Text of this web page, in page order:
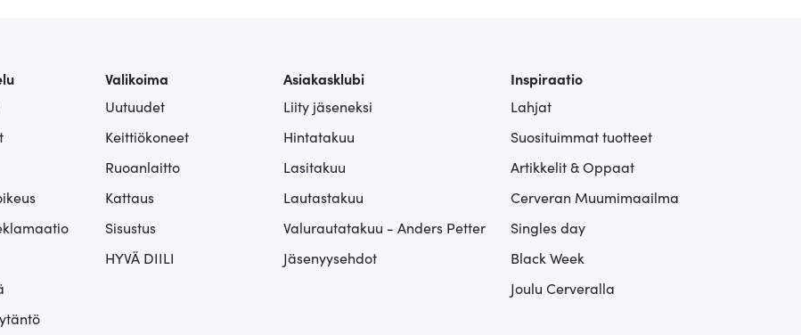
Valikoima
Uutuudet
Keittiökoneet
Ruoanlaitto
Kattaus
Sisustus
HYVÄ DIILI
Asiakasklubi
Liity jäseneksi
Hintatakuu
Lasitakuu
Lautastakuu
Valurautatakuu - Anders Petter
Jäsenyysehdot
Inspiraatio
Lahjat
Suosituimmat tuotteet
Artikkelit & Oppaat
Cerveran Muumimaailma
Singles day
Black Week
Joulu Cerveralla